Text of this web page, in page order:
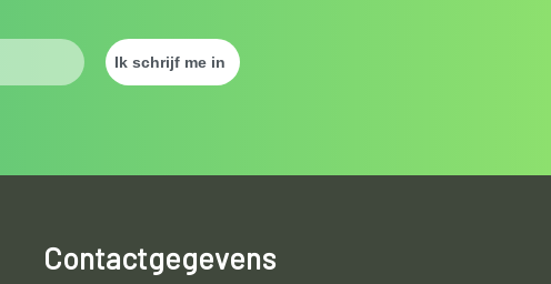
Contactgegevens